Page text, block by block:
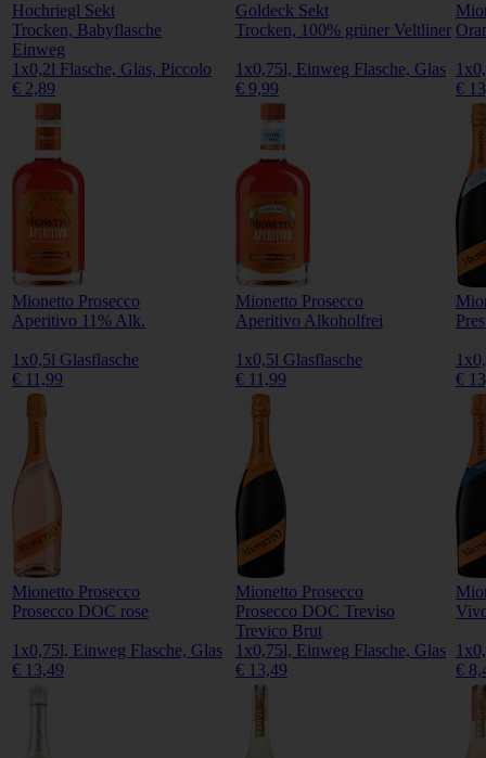
Hochriegl Sekt
Trocken, Babyflasche
Einweg
1x0,2l Flasche, Glas, Piccolo
€ 2,89
Goldeck Sekt
Trocken, 100% grüner Veltliner
1x0,75l, Einweg Flasche, Glas
€ 9,99
€
Mionetto Prosecco
Aperitivo 11% Alk.
1x0,5l Glasflasche
€ 11,99
Mionetto Prosecco
Aperitivo Alkoholfrei
1x0,5l Glasflasche
€ 11,99
€
Mionetto Prosecco
Prosecco DOC rose
1x0,75l, Einweg Flasche, Glas
€ 13,49
Mionetto Prosecco
Prosecco DOC Treviso
Trevico Brut
1x0,75l, Einweg Flasche, Glas
€ 13,49
€